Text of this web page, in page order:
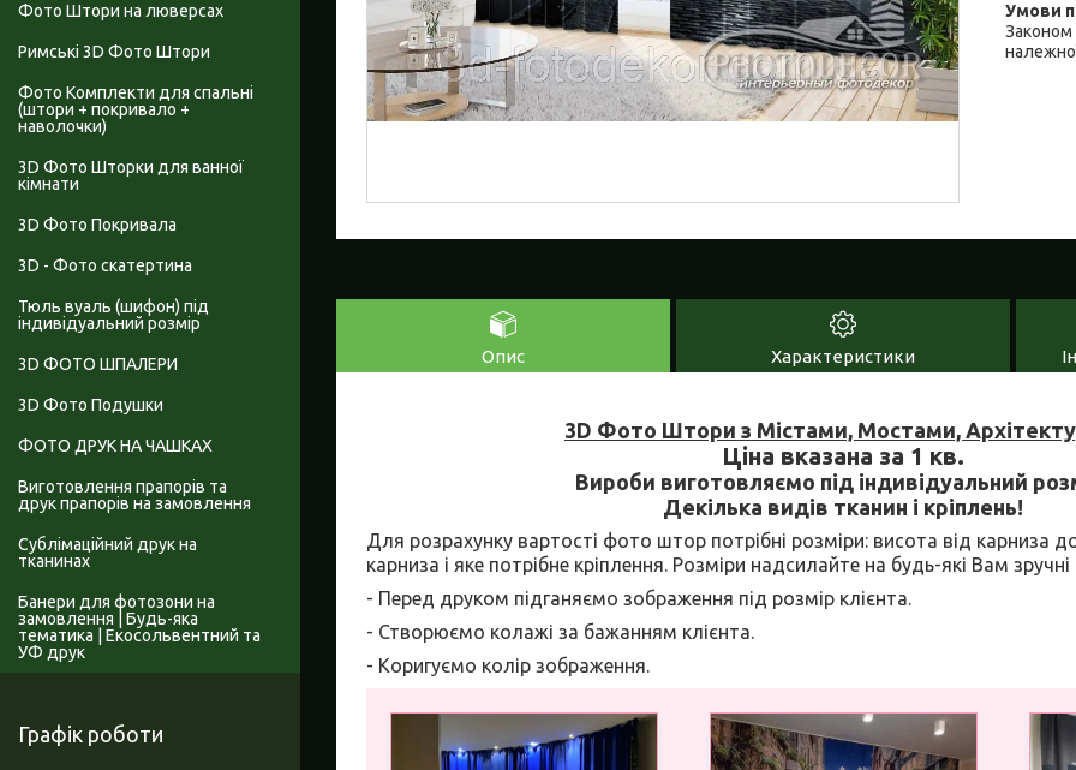
Законом
Опис Характеристики
3D Фото Штори з Містами, Мостами,
Ціна вказана за 1 кв.
Вироби виготовляємо під індивідуальний
Декілька видів тканин і кріплень!
Для розрахунку вартості фото штор потрібні розміри: висота від карниза
карниза і яке потрібне кріплення. Розміри надсилайте на будь-які Вам
- Перед друком підганяємо зображення під розмір клієнта.
- Створюємо колажі за бажанням клієнта.
- Коригуємо колір зображення.
Фото Штори на люверсах
Римські 3D Фото Штори
Фото Комплекти для спальні
(штори + покривало +
наволочки)
3D Фото Шторки для ванної
кімнати
3D Фото Покривала
3D - Фото скатертина
Тюль вуаль (шифон) під
індивідуальний розмір
3D ФОТО ШПАЛЕРИ
3D Фото Подушки
ФОТО ДРУК НА ЧАШКАХ
Виготовлення прапорів та
друк прапорів на замовлення
Сублімаційний друк на
тканинах
Банери для фотозони на
замовлення | Будь-яка
тематика | Екосольвентний та
УФ друк
Графік роботи